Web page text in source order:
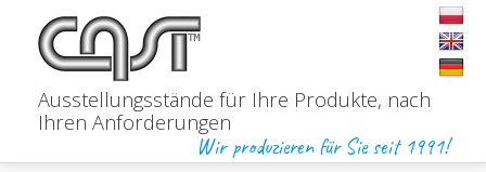
Ausstellungsstände für Ihre Produkte, nach
Ihren Anforderungen
Wir produzieren für Sie seit 1991!